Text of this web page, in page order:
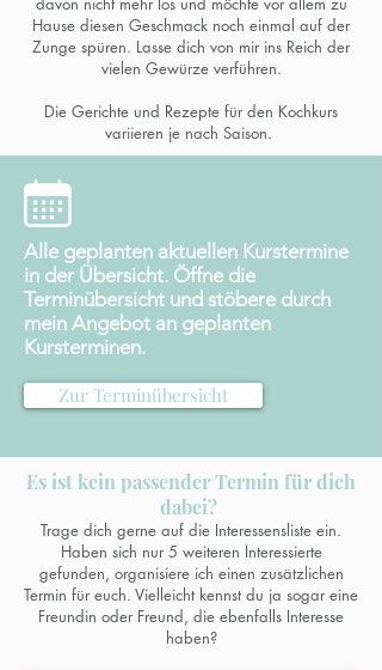
Hause diesen Geschmack noch einmal auf der
Zunge spüren. Lasse dich von mir ins Reich der
vielen Gewürze verführen.
Die Gerichte und Rezepte für den Kochkurs
variieren je nach Saison.
Alle geplanten aktuellen Kurstermine
in der Übersicht. Öffne die
Terminübersicht und stöbere durch
mein Angebot an geplanten
Kursterminen.
Zur Terminübersicht
Es ist kein passender Termin für dich
dabei?
Trage dich gerne auf die Interessensliste ein.
Haben sich nur 5 weiteren Interessierte
gefunden, organisiere ich einen zusätzlichen
Termin für euch. Vielleicht kennst du ja sogar eine
Freundin oder Freund, die ebenfalls Interesse
haben?